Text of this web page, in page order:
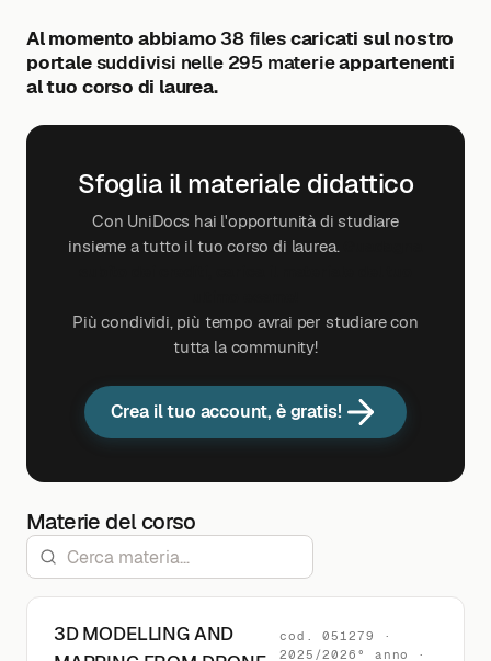
Al momento abbiamo 38 filescaricati sul nostro
portalesuddivisi nelle 295 materieappartenenti
al tuo corso di laurea.
Sfoglia il materiale didattico
Con UniDocs hai l'opportunità di studiare
insieme a tutto il tuo corso di laurea.
Più condividi, più tempo avrai per studiare con
tutta la community!
Crea il tuo account, è gratis!
Materie del corso
3D MODELLING AND
cod. 051279 ·
2025/2026° anno ·